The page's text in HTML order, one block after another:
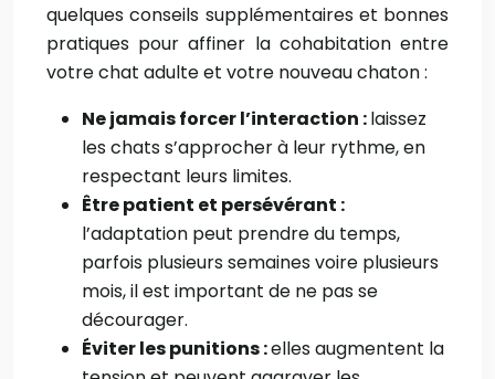
quelques conseils supplémentaires et bonnes
pratiques pour affiner la cohabitation entre
votre chat adulte et votre nouveau chaton :
Ne jamais forcer l’interaction :laissez
les chats s’approcher à leur rythme, en
respectant leurs limites.
Être patient et persévérant :
l’adaptation peut prendre du temps,
parfois plusieurs semaines voire plusieurs
mois, il est important de ne pas se
décourager.
Éviter les punitions :elles augmentent la